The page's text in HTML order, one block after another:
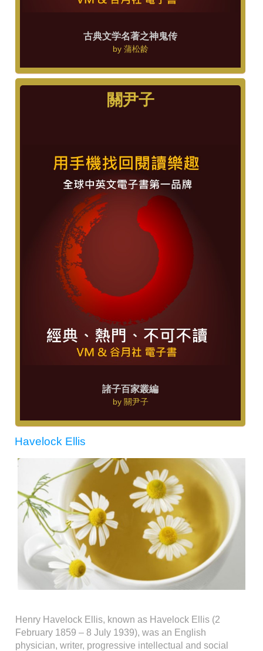
古典文学名著之神鬼传
by 蒲松龄
關尹子
諸子百家叢編
by 關尹子
Havelock Ellis
Henry Havelock Ellis, known as Havelock Ellis (2
February 1859 – 8 July 1939), was an English
physician, writer, progressive intellectual and social